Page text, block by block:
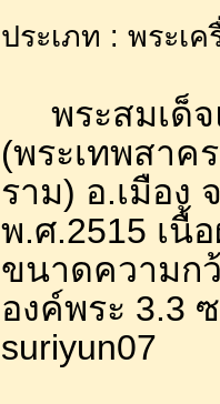
ประเภท : พระเ
พระสมเด็จ
(พระเทพสาค
ราม) อ.เมือง
พ.ศ.2515 เนื้
ขนาดความก
องค์พระ 3.3
suriyun07